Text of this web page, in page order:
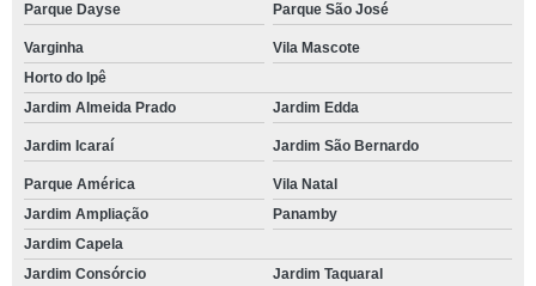
Parque Dayse Parque São José
Varginha
Vila Mascote
Horto do Ipê
Jardim Almeida Prado
Jardim Edda
Jardim Icaraí Jardim São Bernardo
Parque América
Vila Natal
Jardim Ampliação
Panamby
Jardim Capela
Jardim Consórcio
Jardim Taquaral